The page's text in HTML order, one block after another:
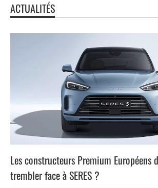
ACTUALITÉS
Les constructeurs Premium
trembler face à SERES ?